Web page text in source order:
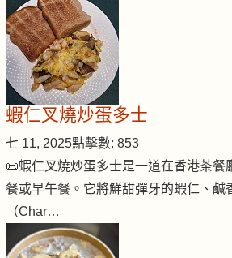
蝦仁叉燒炒蛋多士
七 11, 2025點擊數: 853
📜蝦仁叉燒炒蛋多士是一道在香港茶餐
餐或早午餐。它將鮮甜彈牙的蝦仁、鹹
（Char…